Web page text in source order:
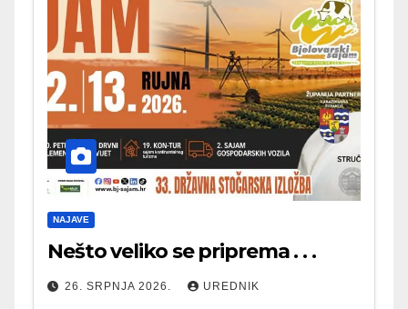
NAJAVE
Nešto veliko se priprema . . .
26. SRPNJA 2026. UREDNIK